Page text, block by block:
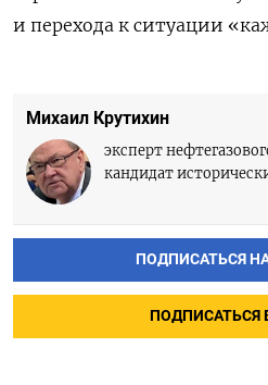
и перехода к ситуации
Михаил Крутихин
эксперт
кандидат
ПОДПИСАТЬСЯ
ПОДПИСАТЬСЯ В